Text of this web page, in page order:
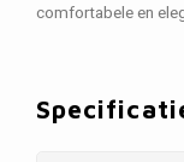
comfortabele en